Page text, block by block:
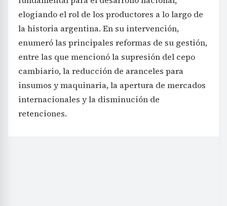
elogiando el rol de los productores a lo largo de
la historia argentina. En su intervención,
enumeró las principales reformas de su gestión,
entre las que mencionó la supresión del cepo
cambiario, la reducción de aranceles para
insumos y maquinaria, la apertura de mercados
internacionales y la disminución de
retenciones.